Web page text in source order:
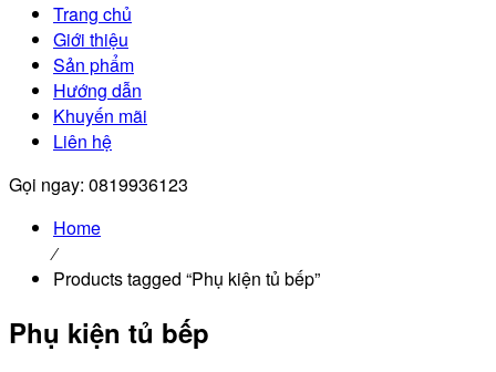
Trang chủ
Giới thiệu
Sản phẩm
Hướng dẫn
Khuyến mãi
Liên hệ
Gọi ngay: 0819936123
Home
⁄
Products tagged “Phụ kiện tủ bếp”
Phụ kiện tủ bếp